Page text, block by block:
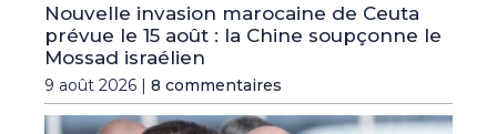
Nouvelle invasion marocaine de Ceuta
prévue le 15 août : la Chine soupçonne le
Mossad israélien
9 août 2026 | 8 commentaires